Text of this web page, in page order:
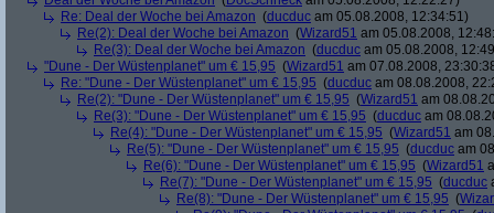
Re: Deal der Woche bei Amazon (ducduc am 05.08.2008, 12:34:51)
Re(2): Deal der Woche bei Amazon (Wizard51 am 05.08.2008,
Re(3): Deal der Woche bei Amazon (ducduc am 05.08.2008,
"Dune - Der Wüstenplanet" um € 15,95 (Wizard51 am 07.08.2008,
Re: "Dune - Der Wüstenplanet" um € 15,95 (ducduc am 08.08.2008,
Re(2): "Dune - Der Wüstenplanet" um € 15,95 (Wizard51 am
Re(3): "Dune - Der Wüstenplanet" um € 15,95 (ducduc am
Re(4): "Dune - Der Wüstenplanet" um € 15,95 (Wizard51 am
Re(5): "Dune - Der Wüstenplanet" um € 15,95 (ducduc am
Re(6): "Dune - Der Wüstenplanet" um € 15,95 (Wizard51
Re(7): "Dune - Der Wüstenplanet" um € 15,95 (ducduc
Re(8): "Dune - Der Wüstenplanet" um € 15,95 (